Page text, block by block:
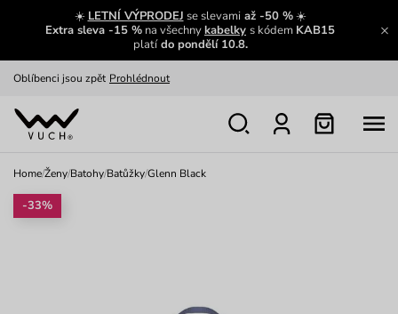
☀️ LETNÍ VÝPRODEJ se slevamiaž -50 %☀️
Extra sleva -15 % na všechnykabelky s kódem KAB15
platído pondělí 10.8.
Zajímavosti ze světa Vuch:
Zobrazit
Oblíbenci jsou zpět Prohlédnout
Nech se inspirovat
Home/Ženy/Batohy/Batůžky/Glenn Black
-33%